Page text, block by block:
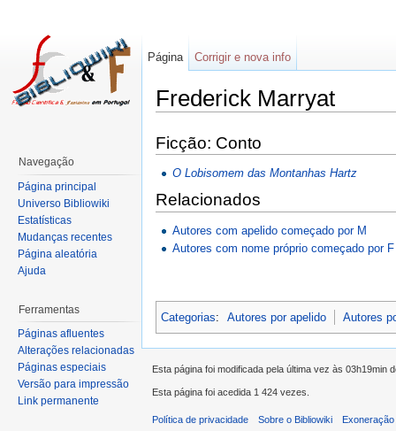
Frederick Marryat
Ficção: Conto
O Lobisomem das Montanhas Hartz
Relacionados
Autores com apelido começado por M
Autores com nome próprio começado por F
Categorias: Autores por apelido Autores
Página Corrigir e nova info
Navegação
Página principal
Universo Bibliowiki
Estatísticas
Mudanças recentes
Página aleatória
Ajuda
Ferramentas
Páginas afluentes
Alterações relacionadas
Páginas especiais
Versão para impressão
Link permanente
Esta página foi modificada pela última vez às 03h19min
Esta página foi acedida 1 424 vezes.
Política de privacidade Sobre o Bibliowiki